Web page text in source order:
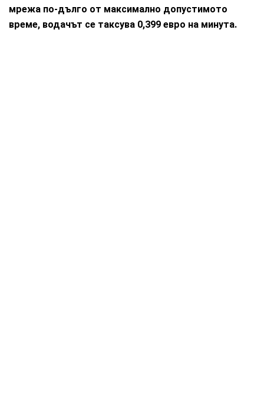
мрежа по-дълго от максимално допустимото
време, водачът се таксува 0,399 евро на минута.